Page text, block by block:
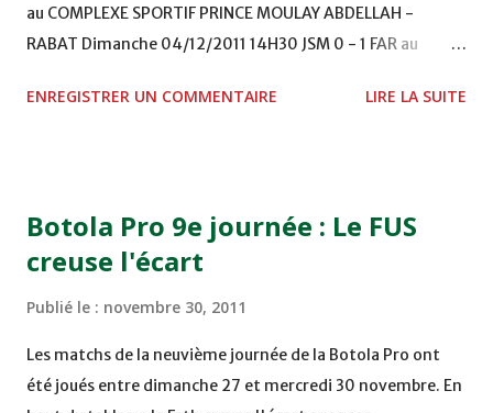
au COMPLEXE SPORTIF PRINCE MOULAY ABDELLAH -
RABAT Dimanche 04/12/2011 14H30 JSM 0 - 1 FAR au
TERRAIN EL ABDI - EL JADIDA 16h30 OCK 0 - 1 HUSA
Mardi 06/12/2011 15H00 WAF - OCS au COMPLEXE SPORTIF
DE FES - FES WAC - MAS Reporté pour cause de finale de la
ENREGISTRER UN COMMENTAIRE LIRE LA SUITE
Botola Pro 9e journée : Le FUS
creuse l'écart
Publié le : novembre 30, 2011
Les matchs de la neuvième journée de la Botola Pro ont
été joués entre dimanche 27 et mercredi 30 novembre. En